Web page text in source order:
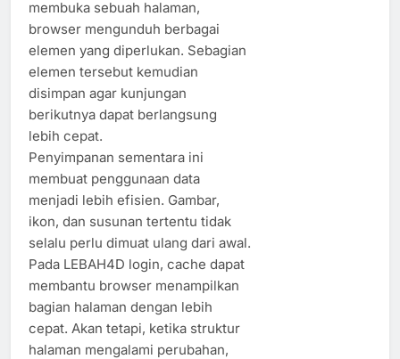
membuka sebuah halaman,
browser mengunduh berbagai
elemen yang diperlukan. Sebagian
elemen tersebut kemudian
disimpan agar kunjungan
berikutnya dapat berlangsung
lebih cepat.
Penyimpanan sementara ini
membuat penggunaan data
menjadi lebih efisien. Gambar,
ikon, dan susunan tertentu tidak
selalu perlu dimuat ulang dari awal.
Pada LEBAH4D login, cache dapat
membantu browser menampilkan
bagian halaman dengan lebih
cepat. Akan tetapi, ketika struktur
halaman mengalami perubahan,